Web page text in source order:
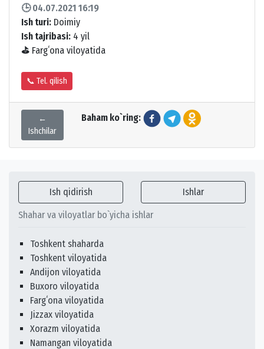
🕒 04.07.2021 16:19
Ish turi: Doimiy
Ish tajribasi: 4 yil
⛳ Fargʻona viloyatida
📞 Tel. qilish
←
Ishchilar
Baham ko`ring:
Ish qidirish Ishlar
Shahar va viloyatlar bo`yicha ishlar
Toshkent shaharda
Toshkent viloyatida
Andijon viloyatida
Buxoro viloyatida
Fargʻona viloyatida
Jizzax viloyatida
Xorazm viloyatida
Namangan viloyatida